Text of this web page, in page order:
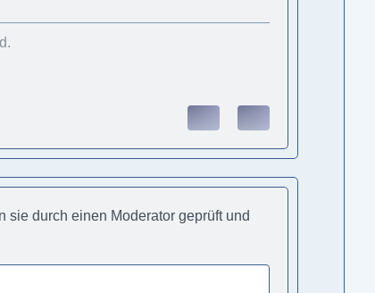
sie durch einen Moderator geprüft und